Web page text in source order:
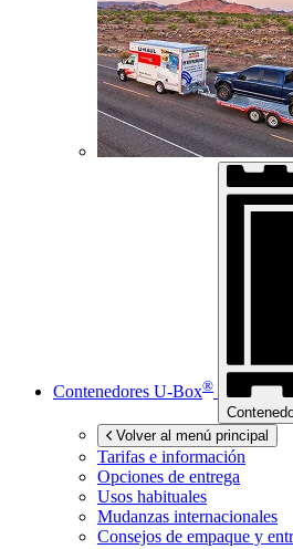
Contenedores U-Box®
Volver al menú principal
Tarifas e información
Opciones de entrega
Usos habituales
Mudanzas internacionales
Consejos de empaque y